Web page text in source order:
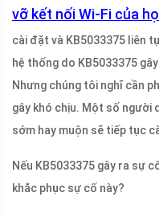
vỡ kết nối Wi-Fi của họ
cài đặt và KB5033375 liên
hệ thống do KB5033375
Nhưng chúng tôi nghĩ cần
gây khó chịu. Một số người
sớm hay muộn sẽ tiếp tục
Nếu KB5033375 gây ra sự
khắc phục sự cố này?